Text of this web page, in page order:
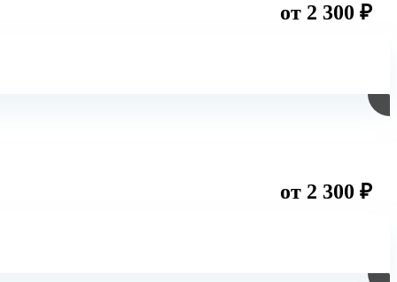
от 2 300 ₽
от 2 300 ₽